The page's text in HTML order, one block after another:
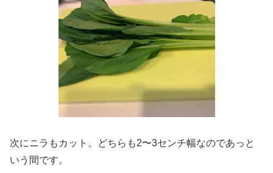
次にニラもカット。どちらも2〜3センチ幅なのであっと
いう間です。